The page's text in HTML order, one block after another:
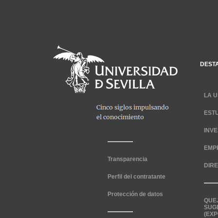
Transparencia
Perfil del contratante
Protección de datos
LA